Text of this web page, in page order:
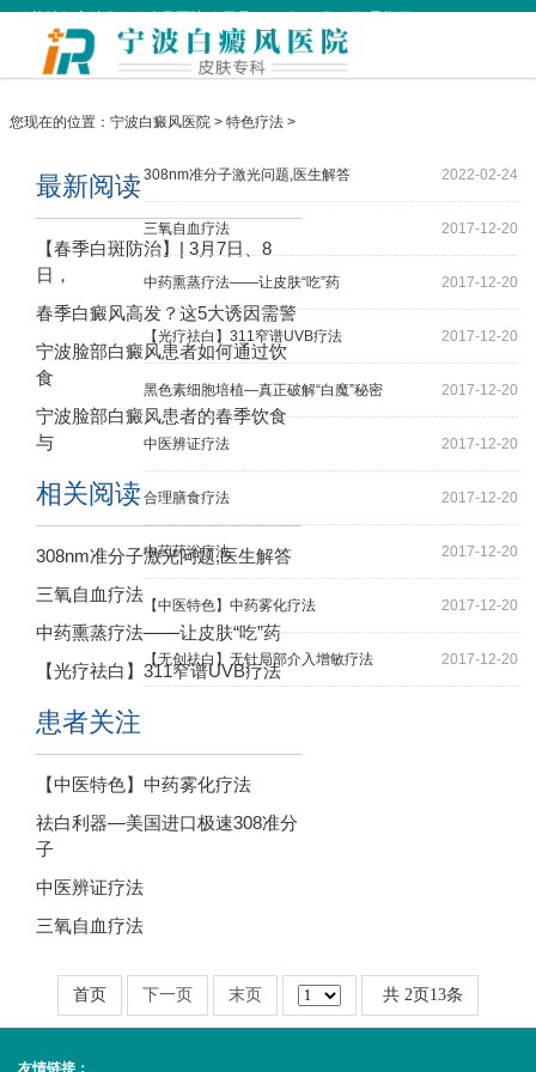
您现在的位置： 宁波白癜风医院 > 特色疗法 >
最新阅读
【春季白斑防治】| 3月7日、8
日，
春季白癜风高发？这5大诱因需警
宁波脸部白癜风患者如何通过饮
食
宁波脸部白癜风患者的春季饮食
与
相关阅读
308nm准分子激光问题,医生解答
三氧自血疗法
中药熏蒸疗法——让皮肤“吃”药
【光疗祛白】311窄谱UVB疗法
患者关注
【中医特色】中药雾化疗法
祛白利器—美国进口极速308准分
子
中医辨证疗法
三氧自血疗法
308nm准分子激光问题,医生解答 2022-02-24
三氧自血疗法 2017-12-20
中药熏蒸疗法——让皮肤“吃”药 2017-12-20
【光疗祛白】311窄谱UVB疗法 2017-12-20
黑色素细胞培植—真正破解“白魔”秘密 2017-12-20
中医辨证疗法 2017-12-20
合理膳食疗法 2017-12-20
中药药浴疗法 2017-12-20
【中医特色】中药雾化疗法 2017-12-20
【无创祛白】无针局部介入增敏疗法 2017-12-20
首页 下一页 末页 共 2页13条
友情链接：